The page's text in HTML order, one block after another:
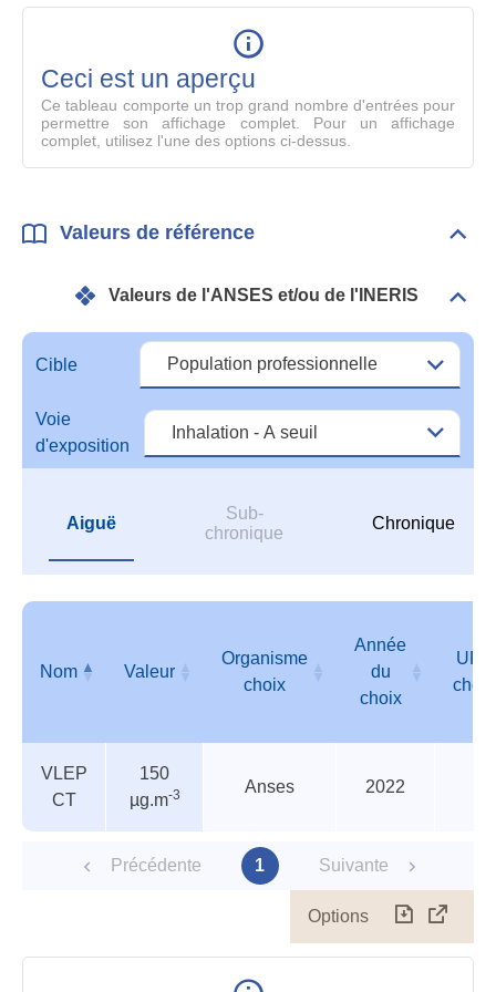
Ceci est un aperçu
Ce tableau comporte un trop grand nombre d'entrées pour
permettre son affichage complet. Pour un affichage
complet, utilisez l'une des options ci-dessus.
Valeurs de référence
Valeurs de l'ANSES et/ou de l'INERIS
de
Cible
Voie
d'exposition
Aiguë
Sub-
chronique
Chronique
l'ANSES
et/ou
Nom Valeur
Organisme
choix
Année
du
choix
URL
choix
choix
du
VLEP
CT
150
µg.m-3 Anses 2022
Précédente 1 Suivante
Options
le